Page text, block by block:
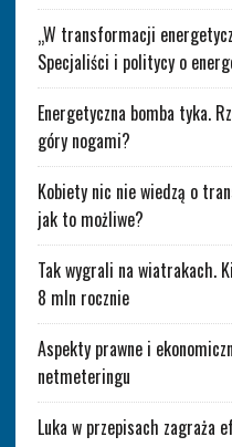
„W transformacji
Specjaliści i politycy o
Energetyczna bomba tyka.
góry nogami?
Kobiety nic nie wiedzą o
jak to możliwe?
Tak wygrali na wiatrakach.
8 mln rocznie
Aspekty prawne i
netmeteringu
Luka w przepisach zagraża